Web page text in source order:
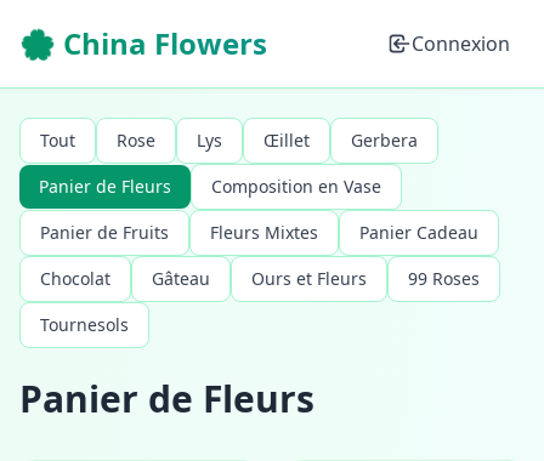
🌸 China Flowers Connexion
Tout Rose Lys Œillet
Gerbera
Panier de Fleurs
Composition en Vase
Panier de Fruits
Fleurs Mixtes
Panier Cadeau
Chocolat
Gâteau Ours et Fleurs
99 Roses
Tournesols
Panier de Fleurs